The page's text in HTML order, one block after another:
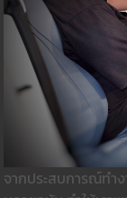
จากประสบการณ์ทำ